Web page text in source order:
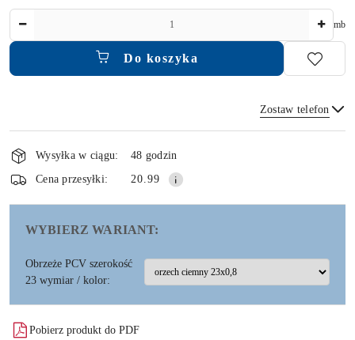
mb
Do koszyka
Zostaw telefon
Wyślij
Dostępność
i
dostawa
Wysyłka w ciągu:
48 godzin
Cena przesyłki:
20.99
WYBIERZ WARIANT:
Obrzeże PCV szerokość
23 wymiar / kolor:
Pobierz produkt do PDF